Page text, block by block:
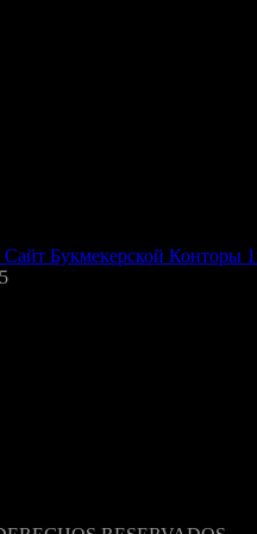
Букмекерской Конторы